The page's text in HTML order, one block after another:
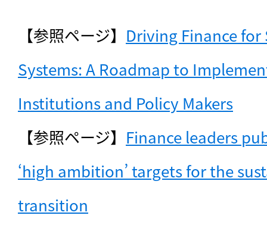
【参照ページ】 Driving Finance
Systems: A Roadmap to
Institutions and Policy Makers
【参照ページ】 Finance leaders
‘high ambition’ targets for the
transition